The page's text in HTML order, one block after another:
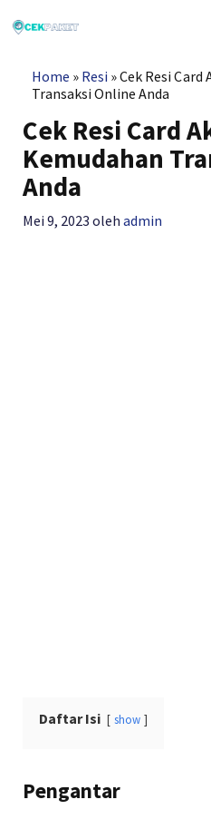
ke
Home » Resi »Cek Resi
Transaksi Online Anda
Cek Resi Card
Kemudahan
Anda
Mei 9, 2023 olehadmin
Daftar Isi show
Pengantar